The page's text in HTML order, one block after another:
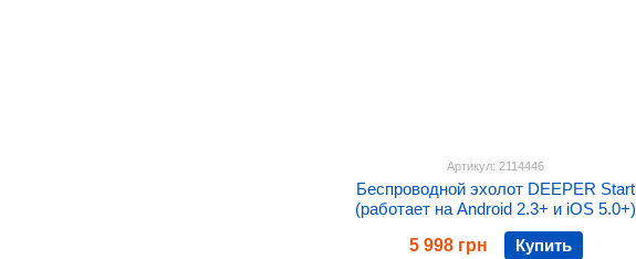
Артикул: 2114446
Беспроводной эхолот DEEPER Start
(работает на Android 2.3+ и iOS 5.0+)
5 998 грн
Купить